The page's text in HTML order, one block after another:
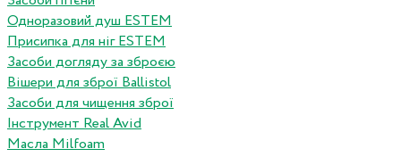
Одноразовий душ ESTEM
Присипка для ніг ESTEM
Засоби догляду за зброєю
Вішери для зброї Ballistol
Засоби для чищення зброї
Інструмент Real Avid
Масла Milfoam